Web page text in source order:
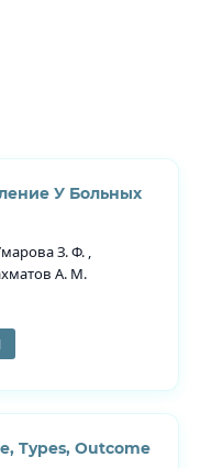
У Больных
З. Ф. ,
А. М.
Types, Outcome